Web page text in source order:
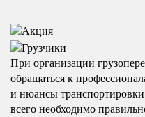
При организации
обращаться к
и нюансы
всего необходимо